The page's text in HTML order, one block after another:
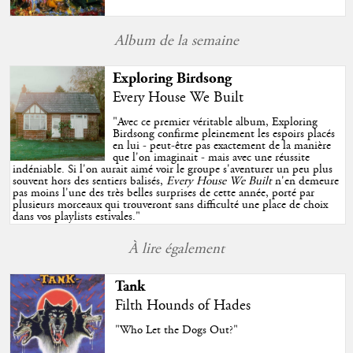
Album de la semaine
Exploring Birdsong
Every House We Built
"Avec ce premier véritable album, Exploring
Birdsong confirme pleinement les espoirs placés
en lui - peut-être pas exactement de la manière
que l'on imaginait - mais avec une réussite
indéniable. Si l'on aurait aimé voir le groupe s'aventurer un peu plus
souvent hors des sentiers balisés,Every House We Builtn'en demeure
pas moins l'une des très belles surprises de cette année, porté par
plusieurs morceaux qui trouveront sans difficulté une place de choix
dans vos playlists estivales."
À lire également
Tank
Filth Hounds of Hades
"Who Let the Dogs Out?"